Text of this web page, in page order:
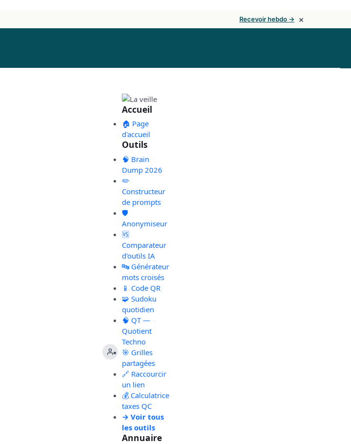
Recevoir hebdo → ×
Accueil
🏠 Page
d'accueil
Outils
🧠 Brain
Dump 2026
✏️
Constructeur
de prompts
🛡️
Anonymiseur
🆚
Comparateur
d'outils IA
🔤 Générateur
mots croisés
📱 Code QR
🧩 Sudoku
quotidien
🧠 QT —
Quotient
Techno
🎯 Grilles
partagées
🔗 Raccourcir
un lien
💰 Calculatrice
taxes QC
→ Voir tous
les outils
Annuaire